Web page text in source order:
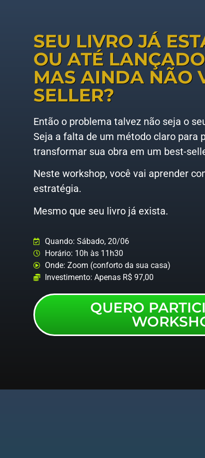
SEU LIVRO JÁ
OU ATÉ
MAS AINDA NÃO
SELLER?
Então o problema talvez não seja o
Seja a falta de um método claro para
transformar sua obra em um best-
Neste workshop, você vai aprender
estratégia.
Mesmo que seu livro já exista.
Quando: Sábado, 20/06
Horário: 10h às 11h30
Onde: Zoom (conforto da sua casa)
Investimento: Apenas R$ 97,00
QUERO